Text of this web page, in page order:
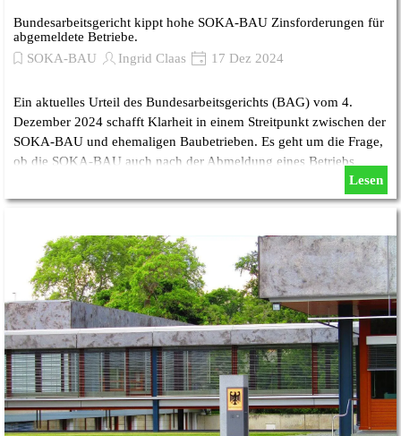
Bundesarbeitsgericht kippt hohe SOKA-BAU Zinsforderungen für
abgemeldete Betriebe.
SOKA-BAU
Ingrid Claas 17 Dez 2024
Ein aktuelles Urteil des Bundesarbeitsgerichts (BAG) vom 4.
Dezember 2024 schafft Klarheit in einem Streitpunkt zwischen der
SOKA-BAU und ehemaligen Baubetrieben. Es geht um die Frage,
ob die SOKA-BAU auch nach der Abmeldung eines Betriebs
rückständige Beiträge verlangen darf .......
Lesen